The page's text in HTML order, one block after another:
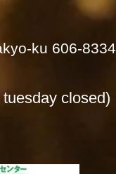
ku 606-8334
closed)